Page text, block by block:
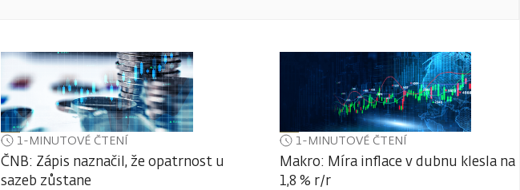
1-MINUTOVÉ ČTENÍ
ČNB: Zápis naznačil, že opatrnost u
sazeb zůstane
1-MINUTOVÉ ČTENÍ
Makro: Míra inflace v dubnu klesla na
1,8 % r/r